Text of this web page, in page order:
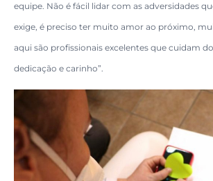
equipe. Não é fácil lidar com as adversidades
exige, é preciso ter muito amor ao próximo,
aqui são profissionais excelentes que cuidam
dedicação e carinho”.